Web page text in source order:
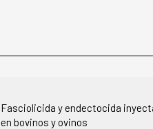
Fasciolicida y endectocida
en bovinos y ovinos